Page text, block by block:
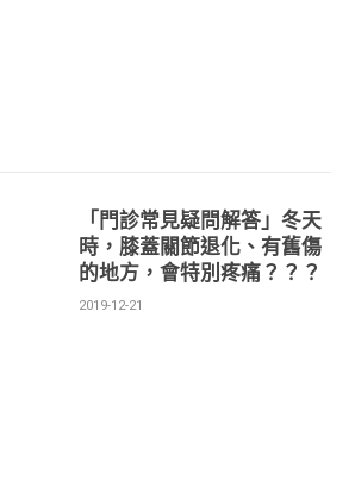
「門診常見疑問解答」冬天
時，膝蓋關節退化、有舊傷
的地方，會特別疼痛？？？
2019-12-21